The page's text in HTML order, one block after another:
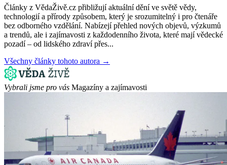
Články z VědaŽivě.cz přibližují aktuální dění ve světě vědy,
technologií a přírody způsobem, který je srozumitelný i pro čtenáře
bez odborného vzdělání. Nabízejí přehled nových objevů, výzkumů
a trendů, ale i zajímavosti z každodenního života, které mají vědecké
pozadí – od lidského zdraví přes...
Všechny články tohoto autora →
Vybrali jsme pro vás Magazíny a zajímavosti